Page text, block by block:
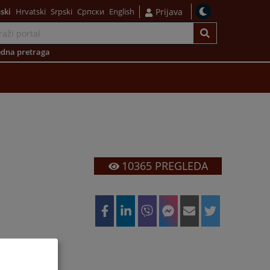
Hrvatski Srpski Српски English Prijava
pretraga
10365PREGLEDA